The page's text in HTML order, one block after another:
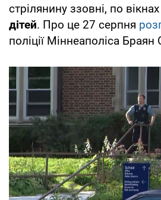
стрілянину ззовні, по
дітей. Про це 27 серпня
поліції Міннеаполіса Браян